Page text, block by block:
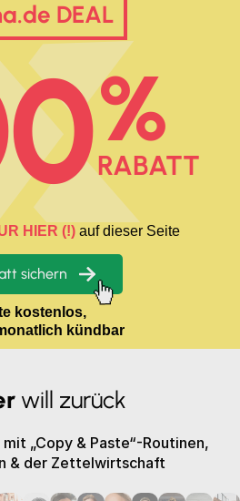
DEAL
%
RABATT
HIER (!)auf dieser Seite
sichern
kostenlos,
kündbar
will zurück
„Copy & Paste“-Routinen,
& der Zettelwirtschaft